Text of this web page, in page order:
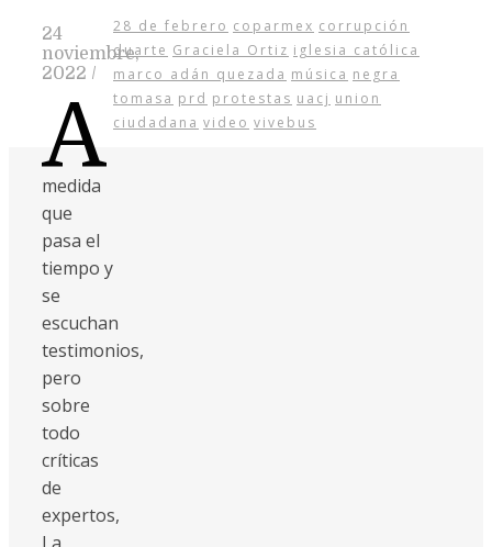
24
noviembre,
2022 /
A
medida
que
pasa el
tiempo y
se
escuchan
testimonios,
pero
sobre
todo
críticas
de
expertos,
28 de febrero coparmex corrupción
duarte Graciela Ortiz iglesia católica
marco adán quezada música negra
tomasa prd protestas uacj union
ciudadana video vivebus